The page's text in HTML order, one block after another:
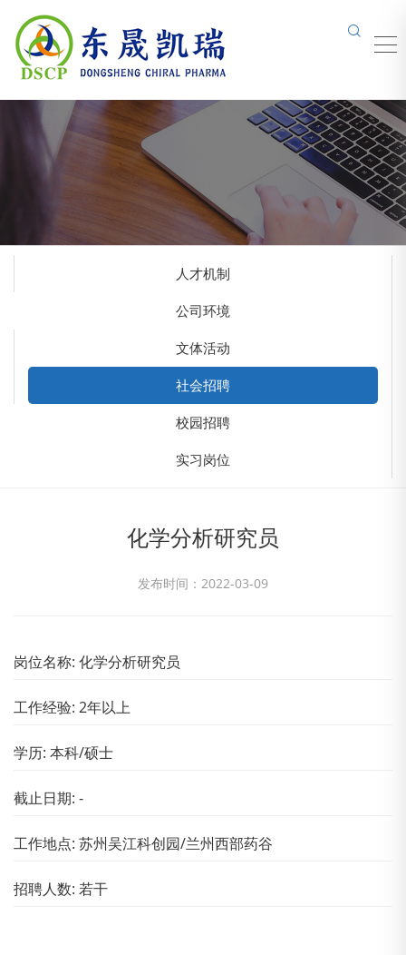
人才机制
公司环境
文体活动
社会招聘
校园招聘
实习岗位
化学分析研究员
发布时间：2022-03-09
岗位名称: 化学分析研究员
工作经验: 2年以上
学历: 本科/硕士
截止日期: -
工作地点: 苏州吴江科创园/兰州西部药谷
招聘人数: 若干